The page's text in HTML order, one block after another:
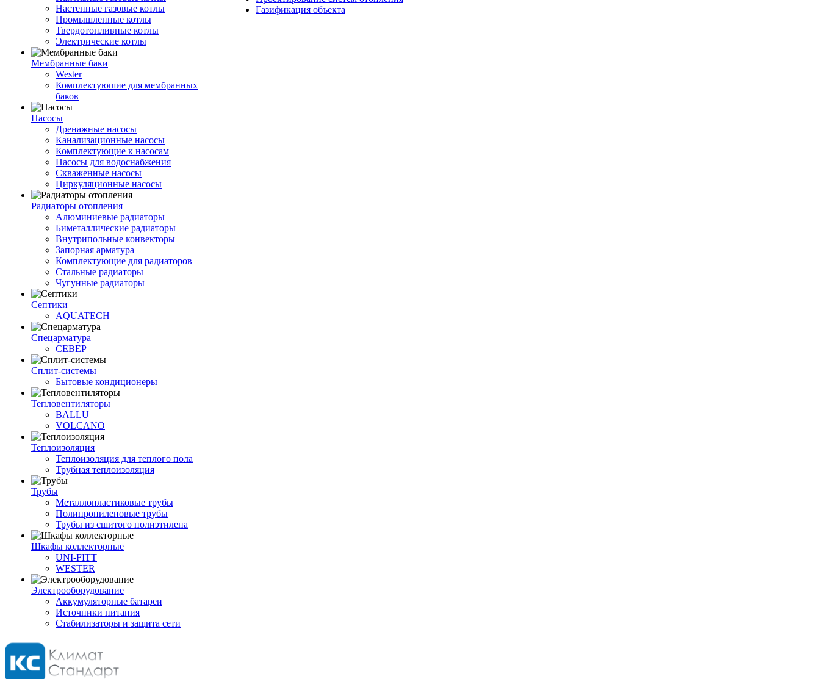
Настенные газовые котлы
Промышленные котлы
Твердотопливные котлы
Электрические котлы
Мембранные баки
Wester
Комплектуюшие для мембранных
баков
Насосы
Дренажные насосы
Канализационные насосы
Комплектующие к насосам
Насосы для водоснабжения
Скваженные насосы
Циркуляционные насосы
Радиаторы отопления
Алюминиевые радиаторы
Биметаллические радиаторы
Внутрипольные конвекторы
Запорная арматура
Комплектующие для радиаторов
Стальные радиаторы
Чугунные радиаторы
Септики
AQUATECH
Спецарматура
СЕВЕР
Сплит-системы
Бытовые кондиционеры
Тепловентиляторы
BALLU
VOLCANO
Теплоизоляция
Теплоизоляция для теплого пола
Трубная теплоизоляция
Трубы
Металлопластиковые трубы
Полипропиленовые трубы
Трубы из сшитого полиэтилена
Шкафы коллекторные
UNI-FITT
WESTER
Электрооборудование
Аккумуляторные батареи
Источники питания
Стабилизаторы и защита сети
Газификация объекта